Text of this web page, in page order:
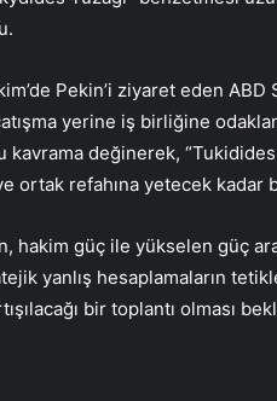
Pekin’i ziyaret eden
yerine iş birliğine
kavrama değinerek,
ortak refahına yetecek kadar
hakim güç ile yükselen güç
yanlış hesaplamaların
bir toplantı olması